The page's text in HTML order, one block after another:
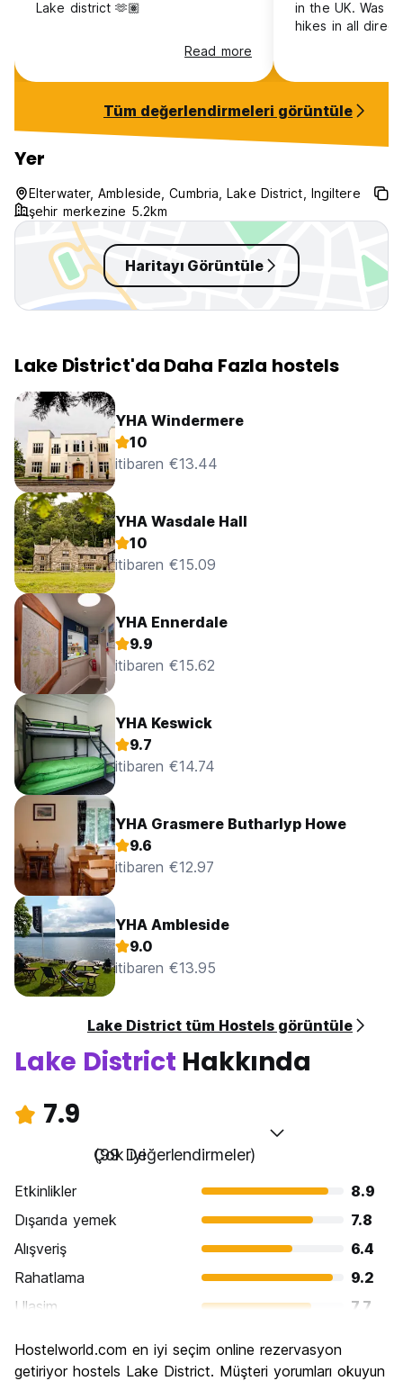
Lake district 🫶🏽
Read more
in the UK. Was
hikes in all
Didn’t have any
particularly
Tüm değerlendirmeleri görüntüle
Yer
Elterwater, Ambleside, Cumbria, Lake District, Ingiltere
şehir merkezine 5.2km
Haritayı Görüntüle
Lake District'da Daha Fazla hostels
YHA Windermere
10
itibaren €13.44
YHA Wasdale Hall
10
itibaren €15.09
YHA Ennerdale
9.9
itibaren €15.62
YHA Keswick
9.7
itibaren €14.74
YHA Grasmere Butharlyp Howe
9.6
itibaren €12.97
YHA Ambleside
9.0
itibaren €13.95
Lake District tüm Hostels görüntüle
Lake District Hakkında
7.9
Çok iyi
(99 Değerlendirmeler)
Etkinlikler
8.9
Dışarıda yemek
7.8
Alışveriş
6.4
Rahatlama
9.2
Ulasim
7.7
Kültür
8.1
Hostelworld.com en iyi seçim online rezervasyon
getiriyor hostels Lake District. Müşteri yorumları okuyun